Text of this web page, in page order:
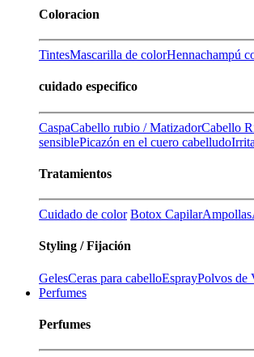
Coloracion
TintesMascarilla de colorHennachampú
cuidado especifico
CaspaCabello rubio / MatizadorCabello
sensiblePicazón en el cuero cabelludo
Tratamientos
Cuidado de color Botox CapilarAmpollas
Styling / Fijación
GelesCeras para cabelloEsprayPolvos de
Perfumes
Perfumes